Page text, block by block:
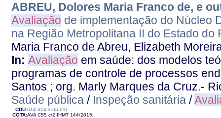
ABREU, Dolores Maria Franco de, e
Avaliação de implementação do Núcleo
na Região Metropolitana II do Estado
Maria Franco de Abreu, Elizabeth
In: Avaliação em saúde: dos modelos
programas de controle de processos
Santos ; org. Marly Marques da Cruz.-
Saúde pública / Inspeção sanitária /
CDU:614:614.3:65.011
COTA:AVA C55 c/2 IHMT 144/2015